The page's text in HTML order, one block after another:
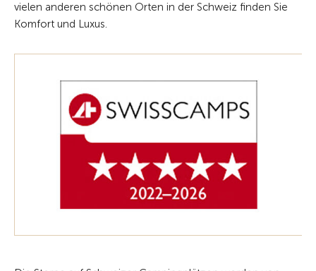
vielen anderen schönen Orten in der Schweiz finden Sie
Komfort und Luxus.